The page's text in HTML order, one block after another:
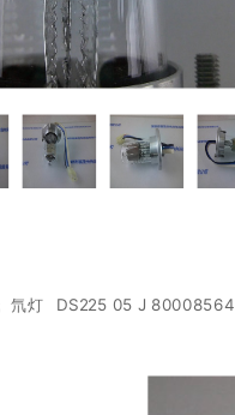
氘灯 DS225 05 J 80008564